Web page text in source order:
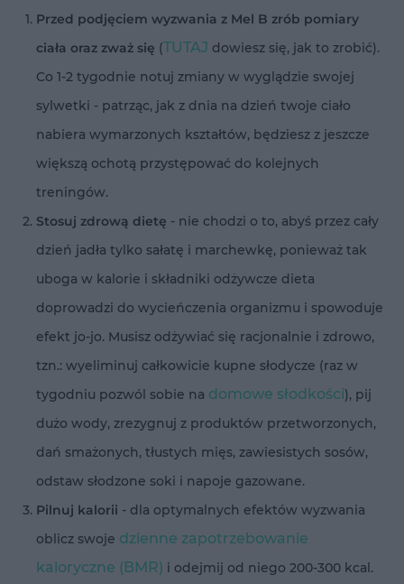
Przed podjęciem wyzwania z Mel B zrób pomiary
ciała oraz zważ się (TUTAJ dowiesz się, jak to zrobić).
Co 1-2 tygodnie notuj zmiany w wyglądzie swojej
sylwetki - patrząc, jak z dnia na dzień twoje ciało
nabiera wymarzonych kształtów, będziesz z jeszcze
większą ochotą przystępować do kolejnych
treningów.
Stosuj zdrową dietę - nie chodzi o to, abyś przez cały
dzień jadła tylko sałatę i marchewkę, ponieważ tak
uboga w kalorie i składniki odżywcze dieta
doprowadzi do wycieńczenia organizmu i spowoduje
efekt jo-jo. Musisz odżywiać się racjonalnie i zdrowo,
tzn.: wyeliminuj całkowicie kupne słodycze (raz w
tygodniu pozwól sobie na domowe słodkości), pij
dużo wody, zrezygnuj z produktów przetworzonych,
dań smażonych, tłustych mięs, zawiesistych sosów,
odstaw słodzone soki i napoje gazowane.
Pilnuj kalorii - dla optymalnych efektów wyzwania
oblicz swoje dzienne zapotrzebowanie
kaloryczne (BMR) i odejmij od niego 200-300 kcal.